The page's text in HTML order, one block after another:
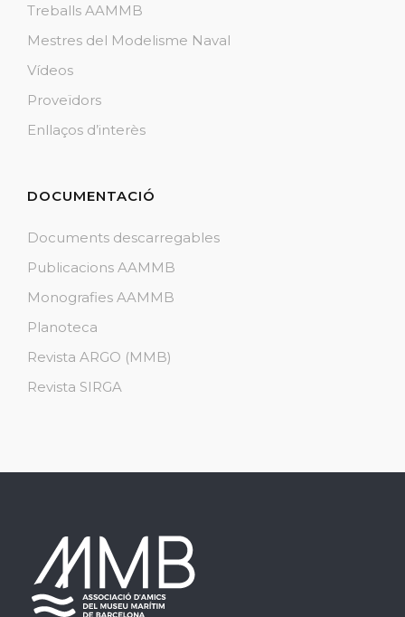
Treballs AAMMB
Mestres del Modelisme Naval
Vídeos
Proveïdors
Enllaços d’interès
DOCUMENTACIÓ
Documents descarregables
Publicacions AAMMB
Monografies AAMMB
Planoteca
Revista ARGO (MMB)
Revista SIRGA